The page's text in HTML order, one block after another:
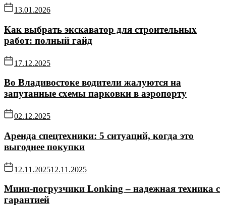
13.01.2026
Как выбрать экскаватор для строительных
работ: полный гайд
17.12.2025
Во Владивостоке водители жалуются на
запутанные схемы парковки в аэропорту
02.12.2025
Аренда спецтехники: 5 ситуаций, когда это
выгоднее покупки
12.11.202512.11.2025
Мини-погрузчики Lonking – надежная техника с
гарантией